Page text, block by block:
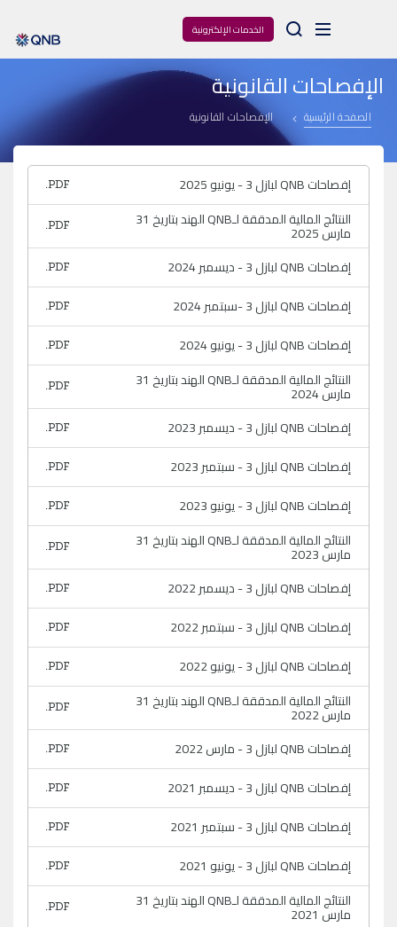
الخدمات الإلكترونية Arama
الإفصاحات القانونية
الصفحة الرئيسية الإفصاحات القانونية
إفصاحات QNB لبازل 3 - يونيو 2025
النتائج المالية المدققة لـQNB الهند بتاريخ 31
مارس 2025
إفصاحات QNB لبازل 3 - ديسمبر 2024
إفصاحات QNB لبازل 3 -سبتمبر 2024
إفصاحات QNB لبازل 3 - يونيو 2024
النتائج المالية المدققة لـQNB الهند بتاريخ 31
مارس 2024
إفصاحات QNB لبازل 3 - ديسمبر 2023
إفصاحات QNB لبازل 3 - سبتمبر 2023
إفصاحات QNB لبازل 3 - يونيو 2023
النتائج المالية المدققة لـQNB الهند بتاريخ 31
مارس 2023
إفصاحات QNB لبازل 3 - ديسمبر 2022
إفصاحات QNB لبازل 3 - سبتمبر 2022
إفصاحات QNB لبازل 3 - يونيو 2022
النتائج المالية المدققة لـQNB الهند بتاريخ 31
مارس 2022
إفصاحات QNB لبازل 3 - مارس 2022
إفصاحات QNB لبازل 3 - ديسمبر 2021
إفصاحات QNB لبازل 3 - سبتمبر 2021
إفصاحات QNB لبازل 3 - يونيو 2021
النتائج المالية المدققة لـQNB الهند بتاريخ 31
مارس 2021